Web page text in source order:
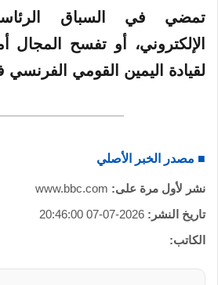
تمضي في السباق
الإلكتروني، أو تفسح المجال
لقيادة اليمين القومي الفرنسي في
■ مصدر الخبر الأصلي
نشر لأول مرة على: www.bbc.com
تاريخ النشر: 2026-07-07 20:46:00
الكاتب: